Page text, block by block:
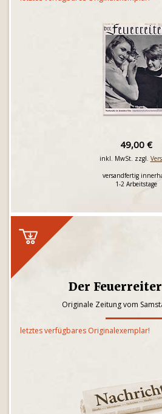
49,00 €
inkl. MwSt. zzgl.
versandfertig
1-2 Arbeitstage
Der
Originale Zeitung vom
letztes verfügbares Originalexemplar!